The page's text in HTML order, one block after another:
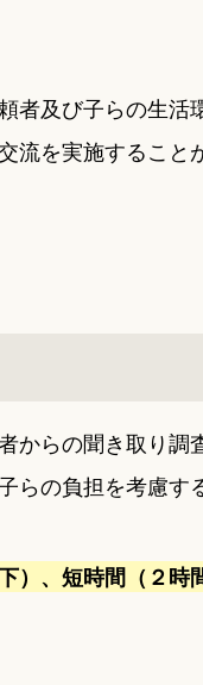
者及び子らの生
流を実施するこ
からの聞き取り
らの負担を考慮す
）、短時間（２